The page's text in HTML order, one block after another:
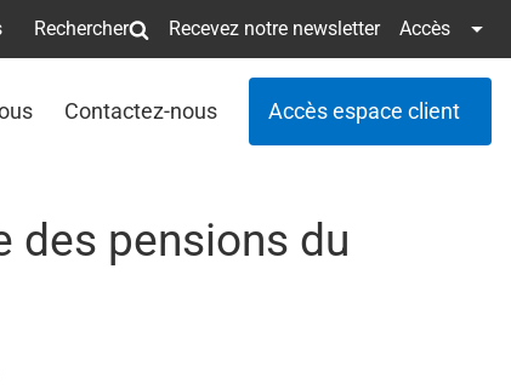
Rechercher Recevez notre newsletter Accès
Contactez-nous Accès espace client
des pensions du